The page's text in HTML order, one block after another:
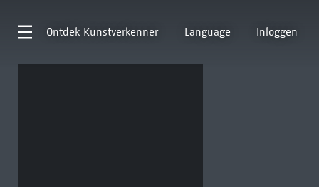
Ontdek Kunstverkenner Language Inloggen